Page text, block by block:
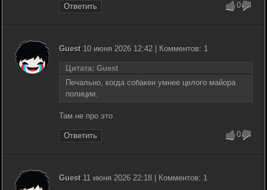
Ответить 0
Guest10 июня 2026 12:42 | Комментов: 1
Цитата: Guest
Печально, когда собакен умнее целого майора
полиции.
Там не про это
Ответить 0
Guest11 июня 2026 22:18 | Комментов: 1